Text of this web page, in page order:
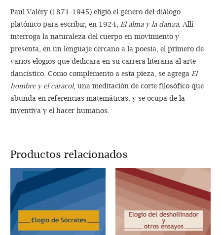
Paul Valéry (1871-1945) eligió el género del diálogo
platónico para escribir, en 1924, El alma y la danza. Allí
interroga la naturaleza del cuerpo en movimiento y
presenta, en un lenguaje cercano a la poesía, el primero de
varios elogios que dedicara en su carrera literaria al arte
dancístico. Como complemento a esta pieza, se agrega El
hombre y el caracol, una meditación de corte filosófico que
abunda en referencias matemáticas, y se ocupa de la
inventiva y el hacer humanos.
Productos relacionados